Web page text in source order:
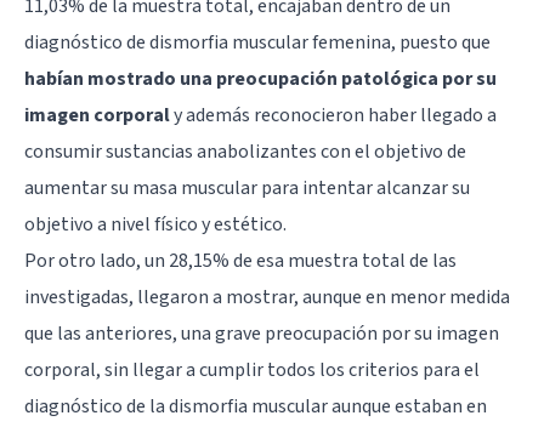
11,03% de la muestra total, encajaban dentro de un
diagnóstico de dismorfia muscular femenina, puesto que
habían mostrado una preocupación patológica por su
imagen corporaly además reconocieron haber llegado a
consumir sustancias anabolizantes con el objetivo de
aumentar su masa muscular para intentar alcanzar su
objetivo a nivel físico y estético.
Por otro lado, un 28,15% de esa muestra total de las
investigadas, llegaron a mostrar, aunque en menor medida
que las anteriores, una grave preocupación por su imagen
corporal, sin llegar a cumplir todos los criterios para el
diagnóstico de la dismorfia muscular aunque estaban en